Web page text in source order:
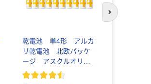
乾電池 単4形 アルカ
リ乾電池 北欧パッケ
ージ アスクルオリジ
ナル
次のスライド